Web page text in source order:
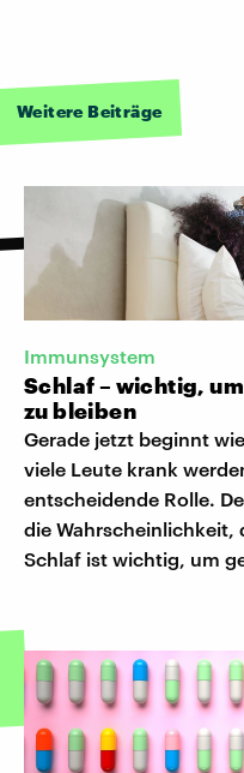
Weitere Beiträge
Immunsystem
Schlaf – wichtig,
zu bleiben
Gerade jetzt beginnt
viele Leute krank
entscheidende Rolle.
die Wahrscheinlichkeit,
Schlaf ist wichtig, um